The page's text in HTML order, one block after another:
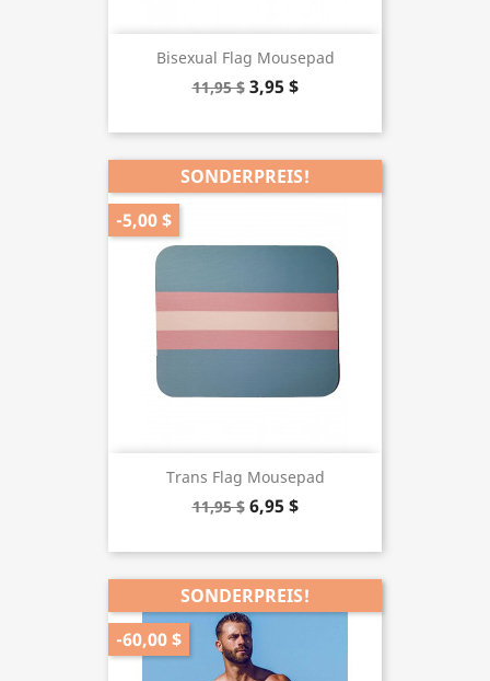
Bisexual Flag Mousepad
11,95 $ 3,95 $
Trans Flag Mousepad
11,95 $ 6,95 $
SONDERPREIS!
-5,00 $
SONDERPREIS!
-60,00 $